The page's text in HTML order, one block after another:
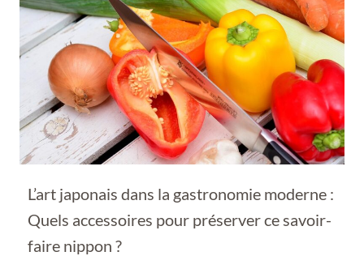
L’art japonais dans la gastronomie moderne :
Quels accessoires pour préserver ce savoir-
faire nippon ?